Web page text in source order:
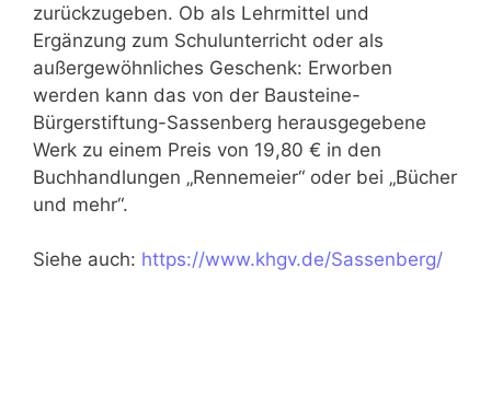
zurückzugeben. Ob als Lehrmittel und
Ergänzung zum Schulunterricht oder als
außergewöhnliches Geschenk: Erworben
werden kann das von der Bausteine-
Bürgerstiftung-Sassenberg herausgegebene
Werk zu einem Preis von 19,80 € in den
Buchhandlungen „Rennemeier“ oder bei „Bücher
und mehr“.
Siehe auch: https://www.khgv.de/Sassenberg/